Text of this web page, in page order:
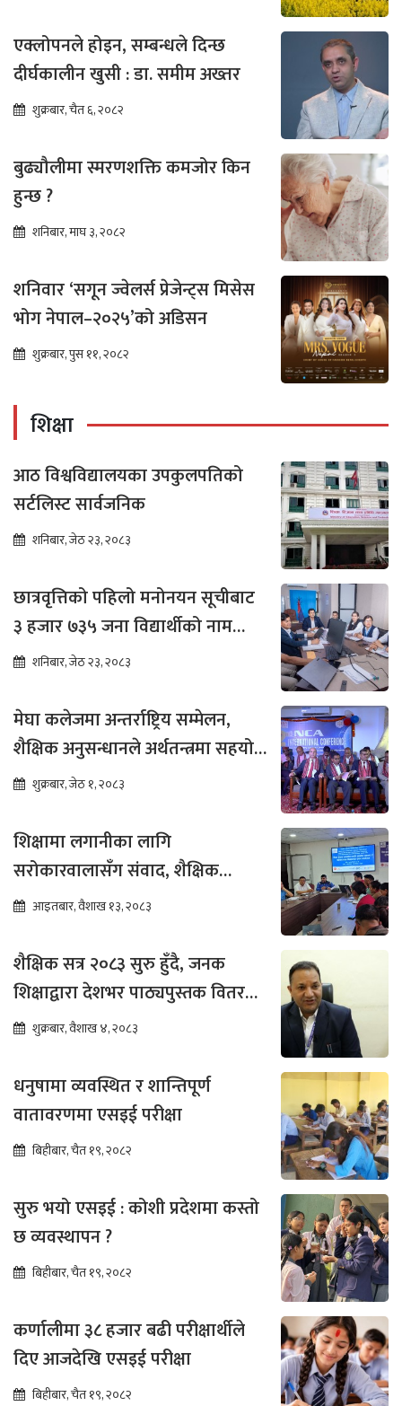
एक्लोपनले होइन, सम्बन्धले दिन्छ
दीर्घकालीन खुसी : डा. समीम अख्तर
शुक्रबार, चैत ६, २०८२
बुढ्यौलीमा स्मरणशक्ति कमजोर किन
हुन्छ ?
शनिबार, माघ ३, २०८२
शनिवार ‘सगून ज्वेलर्स प्रेजेन्ट्स मिसेस
भोग नेपाल–२०२५’को अडिसन
शुक्रबार, पुस ११, २०८२
शिक्षा
आठ विश्वविद्यालयका उपकुलपतिको
सर्टलिस्ट सार्वजनिक
शनिबार, जेठ २३, २०८३
छात्रवृत्तिको पहिलो मनोनयन सूचीबाट
३ हजार ७३५ जना विद्यार्थीको नाम
भर्नाका लागि सिफारिस
शनिबार, जेठ २३, २०८३
मेघा कलेजमा अन्तर्राष्ट्रिय सम्मेलन,
शैक्षिक अनुसन्धानले अर्थतन्त्रमा सहयोग
पुग्ने विश्वास
शुक्रबार, जेठ १, २०८३
शिक्षामा लगानीका लागि
सरोकारवालासँग संवाद, शैक्षिक
सुधारमा जोड
आइतबार, वैशाख १३, २०८३
शैक्षिक सत्र २०८३ सुरु हुँदै, जनक
शिक्षाद्वारा देशभर पाठ्यपुस्तक वितरण
तीव्रशुक्रबार, वैशाख ४, २०८३
धनुषामा व्यवस्थित र शान्तिपूर्ण
वातावरणमा एसइई परीक्षा
बिहीबार, चैत १९, २०८२
सुरु भयो एसइई : कोशी प्रदेशमा कस्तो
छ व्यवस्थापन ?
बिहीबार, चैत १९, २०८२
कर्णालीमा ३८ हजार बढी परीक्षार्थीले
दिए आजदेखि एसइई परीक्षा
बिहीबार, चैत १९, २०८२